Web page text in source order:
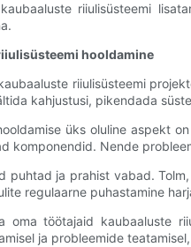
riiulisüsteemi
hooldamine
riiulisüsteemi
kahjustusi, pikendada
üks oluline aspekt
komponendid. Nende
puhtad ja prahist vabad.
regulaarne puhastamine
oma töötajaid kaubaaluste
ja probleemide